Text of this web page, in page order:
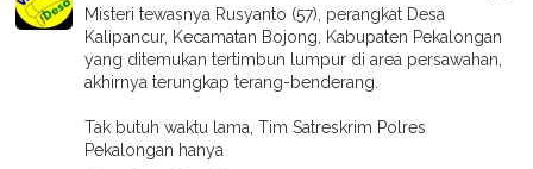
Misteri tewasnya Rusyanto (57), perangkat Desa
Kalipancur, Kecamatan Bojong, Kabupaten Pekalongan
yang ditemukan tertimbun lumpur di area persawahan,
akhirnya terungkap terang-benderang.
Tak butuh waktu lama, Tim Satreskrim Polres
Pekalongan hanya